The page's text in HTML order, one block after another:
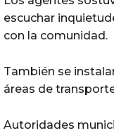
escuchar
con la comunidad.
También se
áreas de
Autoridades